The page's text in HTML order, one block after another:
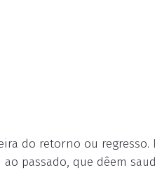
do retorno ou regresso.
passado, que dêem